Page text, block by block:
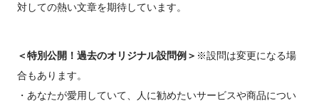
対しての熱い文章を期待しています。
＜特別公開！過去のオリジナル設問例＞ ※設問は変更になる場
合もあります。
・あなたが愛用していて、人に勧めたいサービスや商品につい